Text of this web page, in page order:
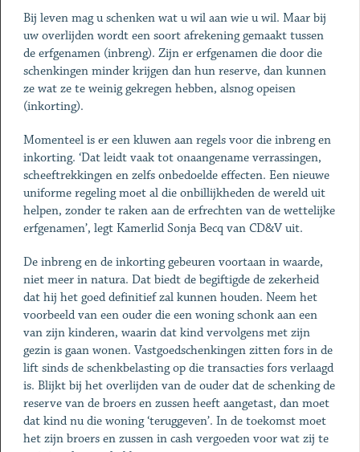
Bij leven mag u schenken wat u wil aan wie u wil. Maar bij
uw overlijden wordt een soort afrekening gemaakt tussen
de erfgenamen (inbreng). Zijn er erfgenamen die door die
schenkingen minder krijgen dan hun reserve, dan kunnen
ze wat ze te weinig gekregen hebben, alsnog opeisen
(inkorting).
Momenteel is er een kluwen aan regels voor die inbreng en
inkorting. ‘Dat leidt vaak tot onaangename verrassingen,
scheeftrekkingen en zelfs onbedoelde effecten. Een nieuwe
uniforme regeling moet al die onbillijkheden de wereld uit
helpen, zonder te raken aan de erfrechten van de wettelijke
erfgenamen’, legt Kamerlid Sonja Becq van CD&V uit.
De inbreng en de inkorting gebeuren voortaan in waarde,
niet meer in natura. Dat biedt de begiftigde de zekerheid
dat hij het goed definitief zal kunnen houden. Neem het
voorbeeld van een ouder die een woning schonk aan een
van zijn kinderen, waarin dat kind vervolgens met zijn
gezin is gaan wonen. Vastgoedschenkingen zitten fors in de
lift sinds de schenkbelasting op die transacties fors verlaagd
is. Blijkt bij het overlijden van de ouder dat de schenking de
reserve van de broers en zussen heeft aangetast, dan moet
dat kind nu die woning ‘teruggeven’. In de toekomst moet
het zijn broers en zussen in cash vergoeden voor wat zij te